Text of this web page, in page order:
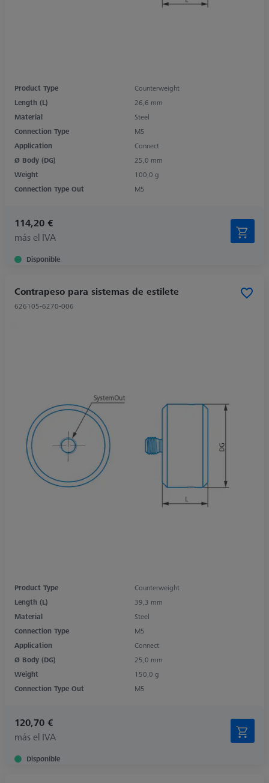
Product Type
Counterweight
Length (L)
26,6 mm
Material
Steel
Connection Type
M5
Application
Connect
Ø Body (DG)
25,0 mm
Weight
100,0 g
Connection Type Out
M5
114,20 €
más el IVA
Disponible
Contrapeso para sistemas de estilete
626105-6270-006
Product Type
Counterweight
Length (L)
39,3 mm
Material
Steel
Connection Type
M5
Application
Connect
Ø Body (DG)
25,0 mm
Weight
150,0 g
Connection Type Out
M5
120,70 €
más el IVA
Disponible